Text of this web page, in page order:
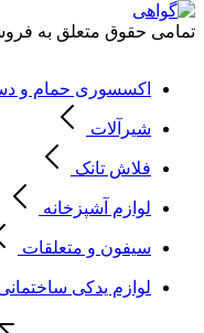
تمامی حقوق متعلق به
اکسسوری حمام و
شیرآلات
فلاش تانک
لوازم آشپزخانه
سیفون و متعلقات
لوازم یدکی